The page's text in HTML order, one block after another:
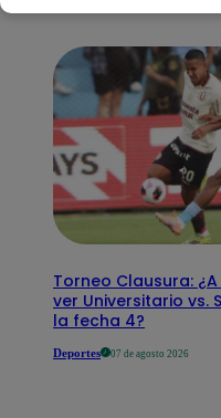
Torneo Clausura:
ver Universitario vs.
la fecha 4?
Deportes 07 de agosto 2026